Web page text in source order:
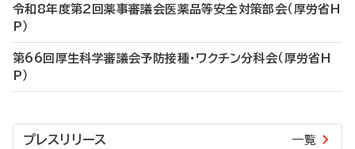
令和8年度第2回薬事審議会医薬品等安全対策部会（厚労省H
P）
第66回厚生科学審議会予防接種・ワクチン分科会（厚労省H
P）
プレスリリース 一覧